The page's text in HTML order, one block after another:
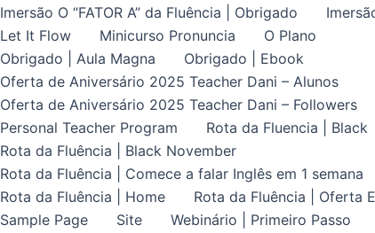
Imersão O “FATOR A” da Fluência | Obrigado
Let It Flow
Minicurso Pronuncia
O Plano
Obrigado | Aula Magna
Obrigado | Ebook
Oferta de Aniversário 2025 Teacher Dani – Alunos
Oferta de Aniversário 2025 Teacher Dani – Followers
Personal Teacher Program
Rota da Fluencia | Black
Rota da Fluência | Black November
Rota da Fluência | Comece a falar Inglês em 1 semana
Rota da Fluência | Home
Rota da Fluência | Oferta
Sample Page
Site Webinário | Primeiro Passo